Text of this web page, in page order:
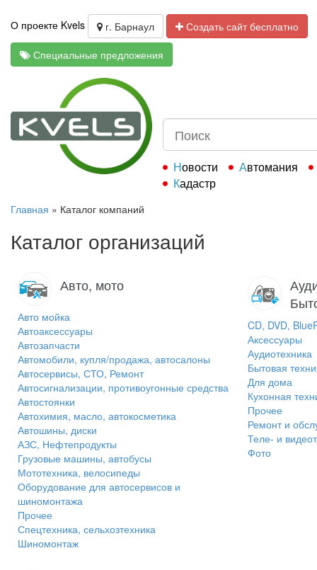
О проекте Kvels г. Барнаул
Создать сайт бесплатно
Специальные предложения
Новости
Автомания
Кадастр
Главная » Каталог компаний
Каталог организаций
Авто, мото
Авто мойка
Автоаксессуары
Автозапчасти
Автомобили, купля/продажа, автосалоны
Автосервисы, СТО, Ремонт
Автосигнализации, противоугонные средства
Автостоянки
Автохимия, масло, автокосметика
Автошины, диски
АЗС, Нефтепродукты
Грузовые машины, автобусы
Мототехника, велосипеды
Оборудование для автосервисов и
шиномонтажа
Прочее
Спецтехника, сельхозтехника
Шиномонтаж
CD, DVD,
Аксессуары
Аудиотехника
Бытовая
Для дома
Кухонная
Прочее
Ремонт и
Теле- и
Фото